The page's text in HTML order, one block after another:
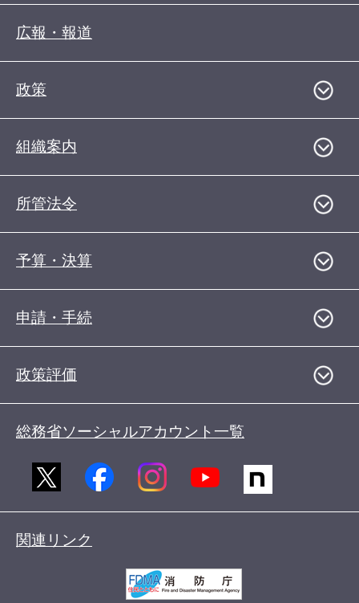
広報・報道
政策
組織案内
所管法令
予算・決算
申請・手続
政策評価
総務省ソーシャルアカウント一覧
関連リンク